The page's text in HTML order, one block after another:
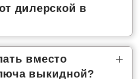
дилерской в
вместо
выкидной?